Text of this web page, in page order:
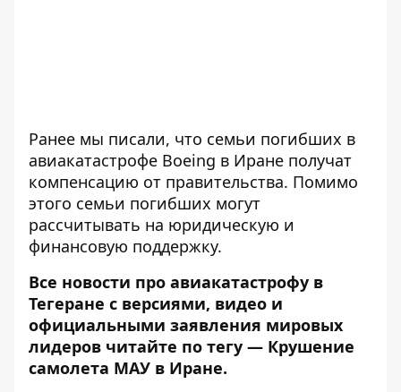
Ранее мы писали, что семьи погибших в
авиакатастрофе Boeing в Иране получат
компенсацию от правительства. Помимо
этого семьи погибших могут
рассчитывать на юридическую и
финансовую поддержку.
Все новости про авиакатастрофу в
Тегеране с версиями, видео и
официальными заявления мировых
лидеров читайте по тегу — Крушение
самолета МАУ в Иране.